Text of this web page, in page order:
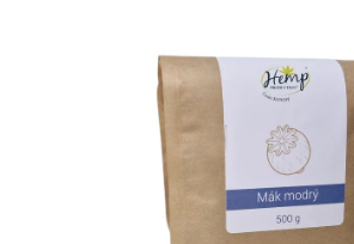
hvězdiček.